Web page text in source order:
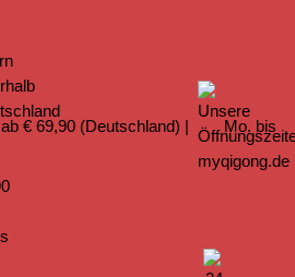
ab € 69,90 (Deutschland) | Mo. bis